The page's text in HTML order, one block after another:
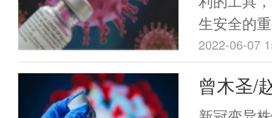
剂，有些
射新冠疫
然不能完
比较罕见
与疫苗没
生安全的
2022-06-07
曾木圣/
发四价